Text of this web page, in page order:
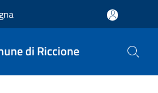
di Riccione